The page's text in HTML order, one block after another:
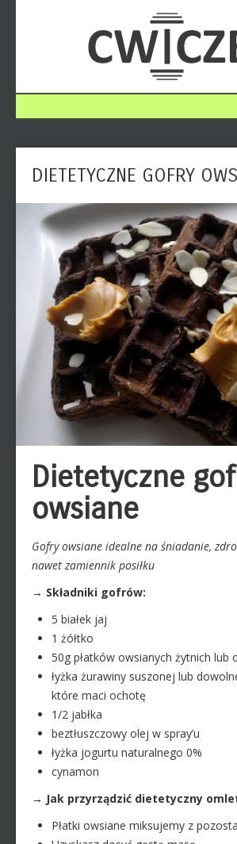
DIETETYCZNE GOFRY
Dietetyczne
owsiane
Gofry owsiane idealne na śniadanie,
nawet zamiennik posiłku
→ Składniki gofrów:
5 białek jaj
1 żółtko
50g płatków owsianych żytnich lub
łyżka żurawiny suszonej lub
które maci ochotę
1/2 jabłka
beztłuszczowy olej w spray’u
łyżka jogurtu naturalnego 0%
cynamon
→ Jak przyrządzić dietetyczny
Płatki owsiane miksujemy z